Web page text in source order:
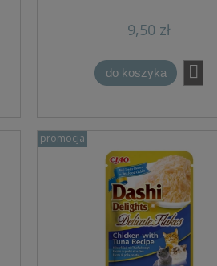
9,50 zł
do koszyka
promocja